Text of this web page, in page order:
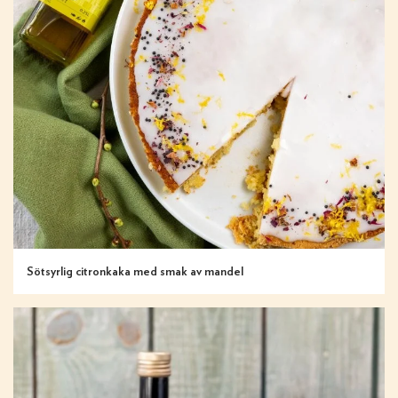
Sötsyrlig citronkaka med smak av mandel